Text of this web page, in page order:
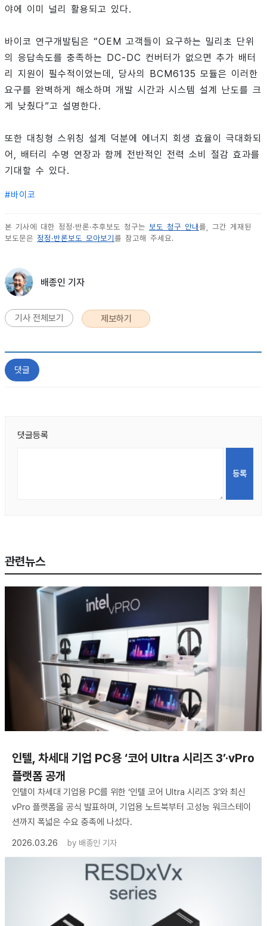
야에 이미 널리 활용되고 있다.
바이코 연구개발팀은 “OEM 고객들이 요구하는 밀리초 단위
의 응답속도를 충족하는 DC-DC 컨버터가 없으면 추가 배터
리 지원이 필수적이었는데, 당사의 BCM6135 모듈은 이러한
요구를 완벽하게 해소하며 개발 시간과 시스템 설계 난도를 크
게 낮췄다”고 설명한다.
또한 대칭형 스위칭 설계 덕분에 에너지 회생 효율이 극대화되
어, 배터리 수명 연장과 함께 전반적인 전력 소비 절감 효과를
기대할 수 있다.
#바이코
본 기사에 대한 정정·반론·추후보도 청구는 보도 청구 안내 를, 그간 게재된
보도문은 정정·반론보도 모아보기 를 참고해 주세요.
배종인 기자
기사 전체보기 제보하기
댓글
댓글등록
관련뉴스
인텔, 차세대 기업 PC용 ‘코어 Ultra 시리즈 3’·vPro
플랫폼 공개
인텔이 차세대 기업용 PC를 위한 ‘인텔 코어 Ultra 시리즈 3’와 최신
vPro 플랫폼을 공식 발표하며, 기업용 노트북부터 고성능 워크스테이
션까지 폭넓은 수요 충족에 나섰다.
2026.03.26
by 배종인 기자